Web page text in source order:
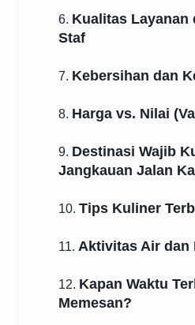
6. Kualitas Layanan
Staf
7. Kebersihan dan
8. Harga vs. Nilai
9. Destinasi Wajib
Jangkauan Jalan
10. Tips Kuliner
11. Aktivitas Air dan
12. Kapan Waktu
Memesan?